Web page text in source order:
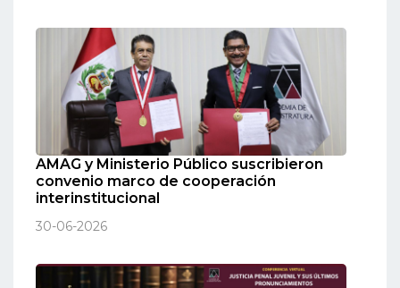
AMAG y Ministerio Público suscribieron
convenio marco de cooperación
interinstitucional
30-06-2026